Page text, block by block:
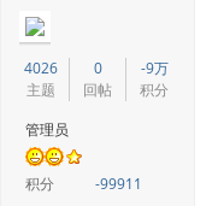
4026
主题
0
回帖
-9万
积分
管理员
积分
-99911